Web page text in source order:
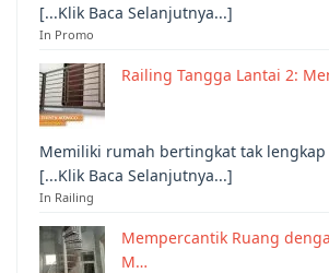
[...Klik Baca Selanjutnya...]
In Promo
Railing Tangga Lantai 2:
Memiliki rumah bertingkat tak lengkap
[...Klik Baca Selanjutnya...]
In Railing
Mempercantik Ruang
M…